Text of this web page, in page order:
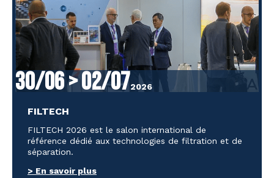
30/06 > 02/072026
FILTECH
FILTECH 2026 est le salon international de
référence dédié aux technologies de filtration et de
séparation.
> En savoir plus